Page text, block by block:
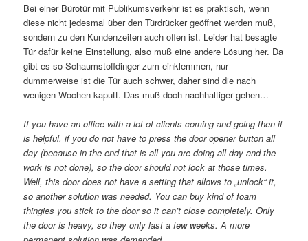
Bei einer Bürotür mit Publikumsverkehr ist es praktisch, wenn
diese nicht jedesmal über den Türdrücker geöffnet werden muß,
sondern zu den Kundenzeiten auch offen ist. Leider hat besagte
Tür dafür keine Einstellung, also muß eine andere Lösung her. Da
gibt es so Schaumstoffdinger zum einklemmen, nur
dummerweise ist die Tür auch schwer, daher sind die nach
wenigen Wochen kaputt. Das muß doch nachhaltiger gehen…
If you have an office with a lot of clients coming and going then it
is helpful, if you do not have to press the door opener button all
day (because in the end that is all you are doing all day and the
work is not done), so the door should not lock at those times.
Well, this door does not have a setting that allows to „unlock“ it,
so another solution was needed. You can buy kind of foam
thingies you stick to the door so it can’t close completely. Only
the door is heavy, so they only last a few weeks. A more